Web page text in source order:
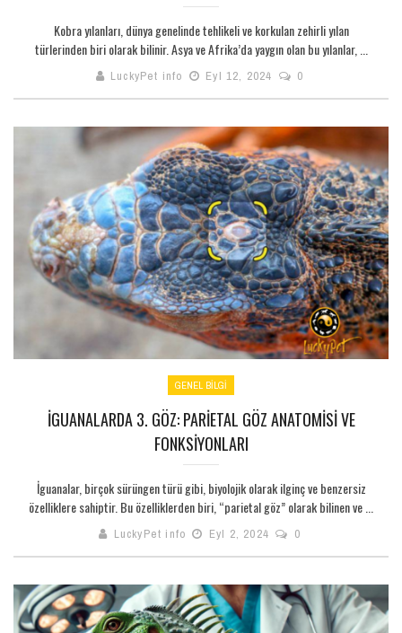
Kobra yılanları, dünya genelinde tehlikeli ve korkulan zehirli yılan
türlerinden biri olarak bilinir. Asya ve Afrika’da yaygın olan bu yılanlar, ...
LuckyPet info Eyl 12, 2024 0
GENEL BILGI
İGUANALARDA 3. GÖZ: PARIETAL GÖZ ANATOMISI VE
FONKSIYONLARI
İguanalar, birçok sürüngen türü gibi, biyolojik olarak ilginç ve benzersiz
özelliklere sahiptir. Bu özelliklerden biri, “parietal göz” olarak bilinen ve ...
LuckyPet info Eyl 2, 2024 0